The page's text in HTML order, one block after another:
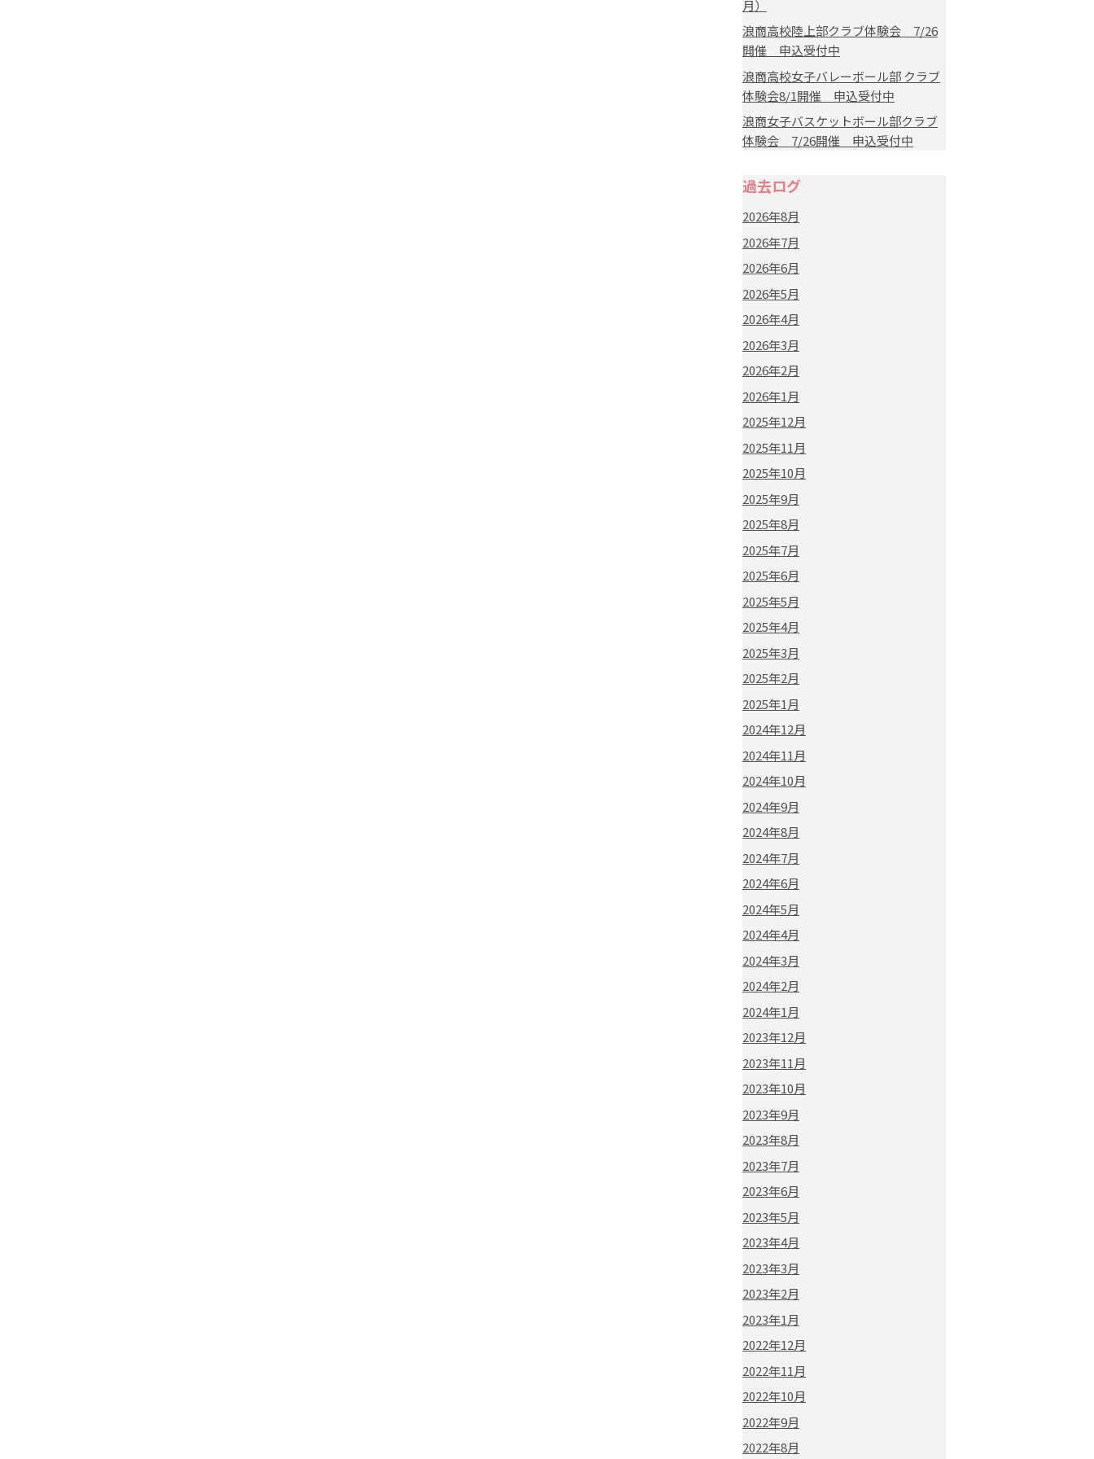
月）
浪商高校陸上部クラブ体験会 7/26
開催 申込受付中
浪商高校女子バレーボール部 クラブ
体験会8/1開催 申込受付中
浪商女子バスケットボール部クラブ
体験会 7/26開催 申込受付中
過去ログ
2026年8月
2026年7月
2026年6月
2026年5月
2026年4月
2026年3月
2026年2月
2026年1月
2025年12月
2025年11月
2025年10月
2025年9月
2025年8月
2025年7月
2025年6月
2025年5月
2025年4月
2025年3月
2025年2月
2025年1月
2024年12月
2024年11月
2024年10月
2024年9月
2024年8月
2024年7月
2024年6月
2024年5月
2024年4月
2024年3月
2024年2月
2024年1月
2023年12月
2023年11月
2023年10月
2023年9月
2023年8月
2023年7月
2023年6月
2023年5月
2023年4月
2023年3月
2023年2月
2023年1月
2022年12月
2022年11月
2022年10月
2022年9月
2022年8月